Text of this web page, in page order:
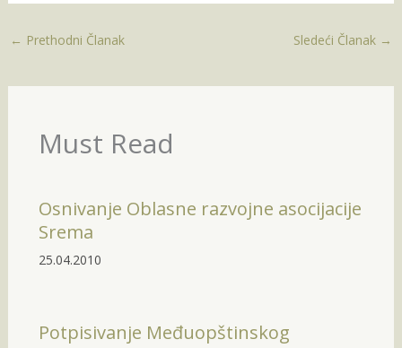
← Prethodni Članak Sledeći Članak →
Must Read
Osnivanje Oblasne razvojne asocijacije
Srema
25.04.2010
Potpisivanje Međuopštinskog